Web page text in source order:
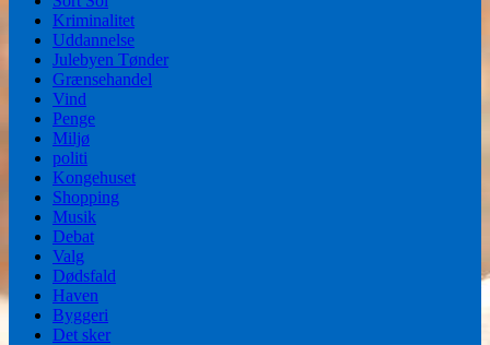
Kriminalitet
Uddannelse
Julebyen Tønder
Grænsehandel
Vind
Penge
Miljø
politi
Kongehuset
Shopping
Musik
Debat
Valg
Dødsfald
Haven
Byggeri
Det sker